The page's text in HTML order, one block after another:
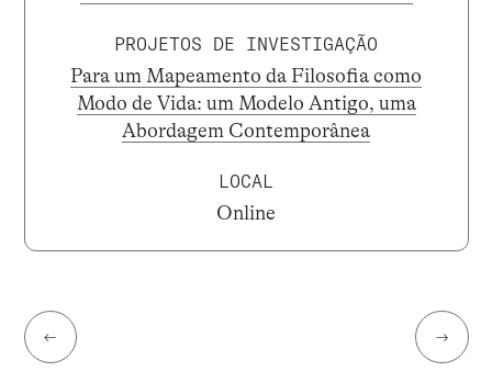
PROJETOS DE INVESTIGAÇÃO
Para um Mapeamento da Filosofia como
Modo de Vida: um Modelo Antigo, uma
Abordagem Contemporânea
LOCAL
Online
← →